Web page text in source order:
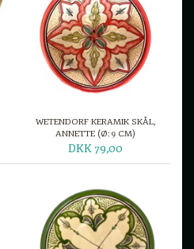
WETENDORF KERAMIK SKÅL,
ANNETTE (Ø: 9 CM)
DKK 79,00